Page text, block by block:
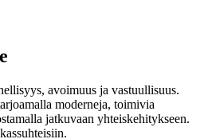
avoimuus ja vastuullisuus.
moderneja, toimivia
jatkuvaan yhteiskehitykseen.